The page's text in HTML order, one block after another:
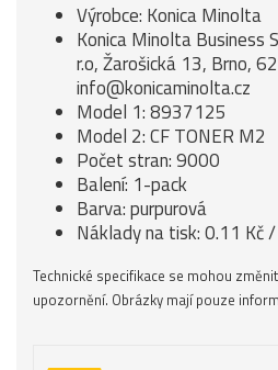
Výrobce: Konica Minolta
Konica Minolta Business
r.o, Žarošická 13, Brno,
info@konicaminolta.cz
Model 1: 8937125
Model 2: CF TONER M2
Počet stran: 9000
Balení: 1-pack
Barva: purpurová
Náklady na tisk: 0.11 Kč
Technické specifikace se mohou
upozornění. Obrázky mají pouze